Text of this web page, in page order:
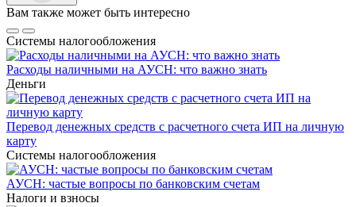
Вам также может быть интересно
Системы налогообложения
Расходы наличными на АУСН: что важно знать
Деньги
Перевод денежных средств с расчетного счета ИП на личную
карту
Системы налогообложения
АУСН: частые вопросы по банковским счетам
Налоги и взносы